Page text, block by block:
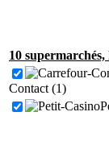
10
Contact (1)